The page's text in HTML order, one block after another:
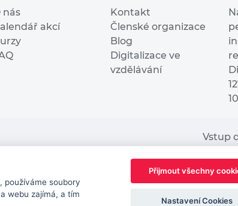
nás
akcí
Kontakt
Členské organizace
Blog
Digitalizace ve
vzdělávání
10
Vstup
Commission Innovation and Networks
only the author’s view. It does not
is not responsible for any use that may be
používáme soubory
webu zajímá, a tím
Přijmout všechny
Nastavení Cookies